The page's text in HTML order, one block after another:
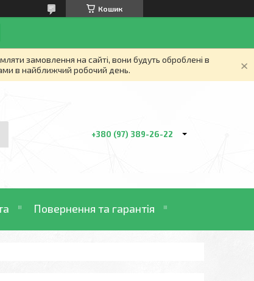
Кошик
замовлення на сайті, вони будуть оброблені в
в найближчий робочий день.
+380 (97) 389-26-22
Повернення та гарантія